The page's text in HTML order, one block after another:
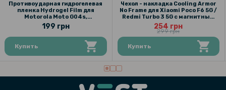
Противоударная гидрогелевая
пленка Hydrogel Film для
Motorola Moto G04s,
Transparent
199 грн
Купить
Чехол - накладка Cooling Armor
No Frame для Xiaomi Poco F6 5G /
Redmi Turbo 3 5G с магнитным
кольцом, Black
254 грн
299 грн
Купить